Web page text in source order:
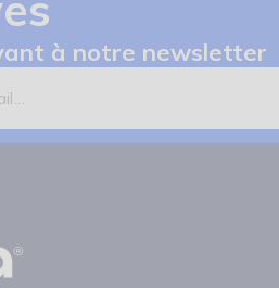
à notre newsletter